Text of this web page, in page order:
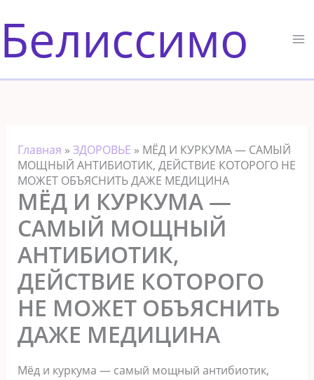
к
содержимому
Белиссимо
Главная » ЗДОРОВЬЕ » МЁД И КУРКУМА — CАМЫЙ
МОЩНЫЙ АНТИБИОТИК, ДЕЙСТВИЕ КОТОРОГО НЕ
МОЖЕТ ОБЪЯСНИТЬ ДАЖЕ МЕДИЦИНА
МЁД И КУРКУМА —
CАМЫЙ МОЩНЫЙ
АНТИБИОТИК,
ДЕЙСТВИЕ КОТОРОГО
НЕ МОЖЕТ ОБЪЯСНИТЬ
ДАЖЕ МЕДИЦИНА
Мёд и куркума — самый мощный антибиотик,